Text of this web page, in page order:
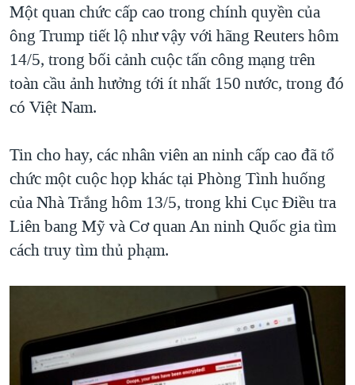
BÊN KIA QUỐC LỘ: TIẾNG VỌNG TỪ NÔNG THÔN MỸ
QUAN HỆ VIỆT MỸ
Một quan chức cấp cao trong chính quyền của
ông Trump tiết lộ như vậy với hãng Reuters hôm
14/5, trong bối cảnh cuộc tấn công mạng trên
toàn cầu ảnh hưởng tới ít nhất 150 nước, trong đó
có Việt Nam.
Tin cho hay, các nhân viên an ninh cấp cao đã tổ
chức một cuộc họp khác tại Phòng Tình huống
của Nhà Trắng hôm 13/5, trong khi Cục Điều tra
Liên bang Mỹ và Cơ quan An ninh Quốc gia tìm
cách truy tìm thủ phạm.